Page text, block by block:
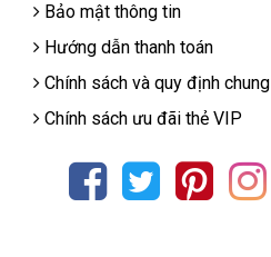
Bảo mật thông tin
Hướng dẫn thanh toán
Chính sách và quy định chung
Chính sách ưu đãi thẻ VIP